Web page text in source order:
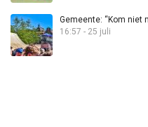
Gemeente: “Kom niet
16:57 - 25 juli